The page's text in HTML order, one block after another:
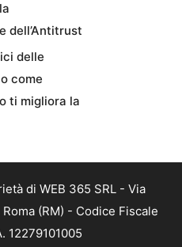
dell’Antitrust
delle
come
ti migliora la
di WEB 365 SRL - Via
(RM) - Codice Fiscale
12279101005